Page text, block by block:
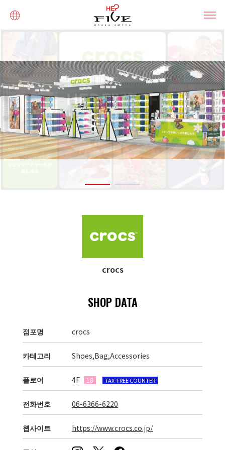
crocs
SHOP DATA
점포명 crocs
카테고리 Shoes,Bag,Accessories
플로어 4F 18 TAX-FREE COUNTER
전화번호 06-6366-6220
웹사이트 https://www.crocs.co.jp/